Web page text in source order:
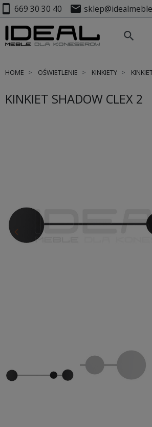
smartphone 669 30 30 40 mail
search
HOME OŚWIETLENIE KINKIETY
KINKIET SHADOW CLEX 2
Poprzedni
keyboard_arrow_left